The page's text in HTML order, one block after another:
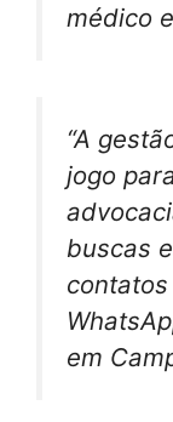
médico
“A
jogo
buscas
em